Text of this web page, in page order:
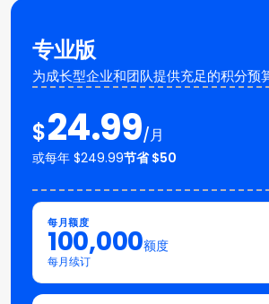
专业版
为成长型企业和团队提供充足的积分预
$24.99/月
或每年 $249.99节省 $50
每月额度
100,000额度
每月续订